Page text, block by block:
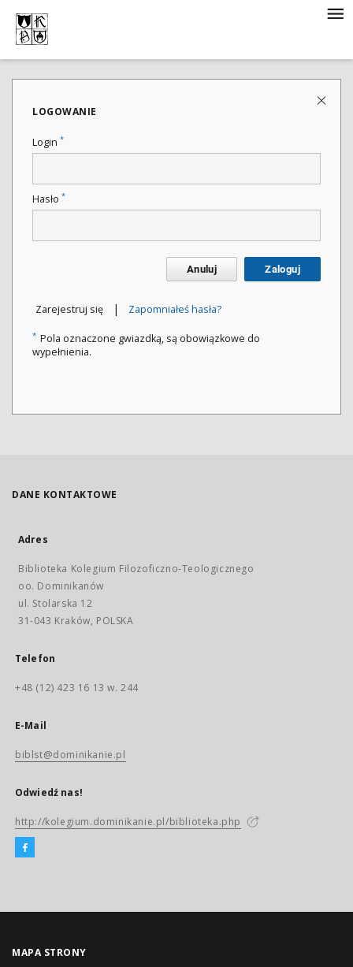
LOGOWANIE
Login *
Hasło *
Anuluj Zaloguj
Zarejestruj się | Zapomniałeś hasła?
* Pola oznaczone gwiazdką, są obowiązkowe do
wypełnienia.
DANE KONTAKTOWE
Adres
Biblioteka Kolegium Filozoficzno-Teologicznego
oo. Dominikanów
ul. Stolarska 12
31-043 Kraków, POLSKA
Telefon
+48 (12) 423 16 13 w. 244
E-Mail
biblst@dominikanie.pl
Odwiedź nas!
http://kolegium.dominikanie.pl/biblioteka.php
MAPA STRONY